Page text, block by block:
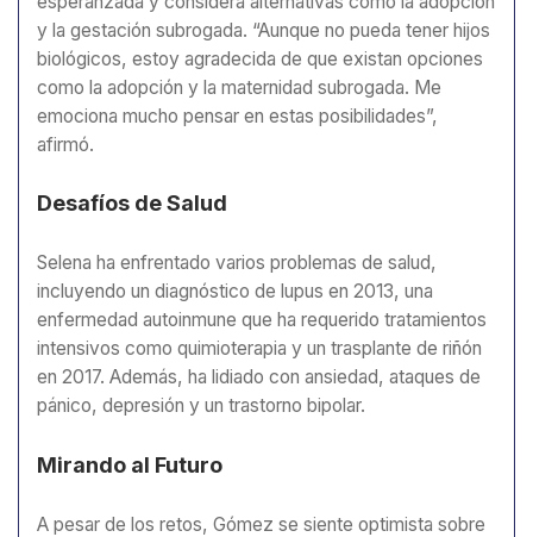
y la gestación subrogada. “Aunque no pueda tener hijos
biológicos, estoy agradecida de que existan opciones
como la adopción y la maternidad subrogada. Me
emociona mucho pensar en estas posibilidades”,
afirmó.
Desafíos de Salud
Selena ha enfrentado varios problemas de salud,
incluyendo un diagnóstico de lupus en 2013, una
enfermedad autoinmune que ha requerido tratamientos
intensivos como quimioterapia y un trasplante de riñón
en 2017. Además, ha lidiado con ansiedad, ataques de
pánico, depresión y un trastorno bipolar.
Mirando al Futuro
A pesar de los retos, Gómez se siente optimista sobre